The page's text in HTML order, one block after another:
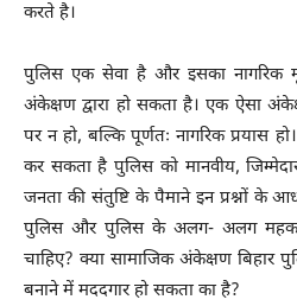
करते है।
पुलिस एक सेवा है और इसका नागरिक
अंकेक्षण द्वारा हो सकता है। एक ऐसा
पर न हो, बल्कि पूर्णतः नागरिक प्रयास
कर सकता है पुलिस को मानवीय,
जनता की संतुष्टि के पैमाने इन प्रश्नों के
पुलिस और पुलिस के अलग- अलग
चाहिए? क्या सामाजिक अंकेक्षण बिहार
बनाने में मददगार हो सकता का है?